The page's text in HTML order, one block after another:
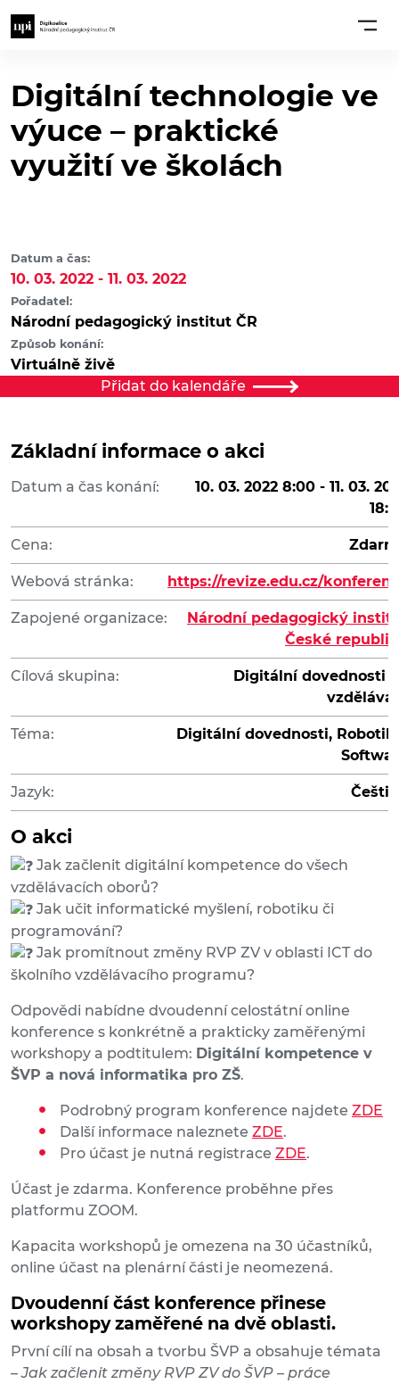
Digitální technologie ve
výuce – praktické
využití ve školách
Datum a čas:
10. 03. 2022 - 11. 03. 2022
Pořadatel:
Národní pedagogický institut ČR
Způsob konání:
Virtuálně živě
Přidat do kalendáře
Základní informace o akci
Datum a čas konání:
10. 03. 2022 8:00 - 11. 03.
Cena:
Webová stránka: https://revize.edu.cz/
Zapojené organizace:
Národní pedagogický
České
Cílová skupina:
Digitální dovednosti
Téma:
Digitální dovednosti,
Jazyk:
O akci
Jak začlenit digitální kompetence do všech
vzdělávacích oborů?
Jak učit informatické myšlení, robotiku či
programování?
Jak promítnout změny RVP ZV v oblasti ICT do
školního vzdělávacího programu?
Odpovědi nabídne dvoudenní celostátní online
konference s konkrétně a prakticky zaměřenými
workshopy a podtitulem: Digitální kompetence v
ŠVP a nová informatika pro ZŠ.
Podrobný program konference najdete ZDE
Další informace naleznete ZDE.
Pro účast je nutná registrace ZDE.
Účast je zdarma. Konference proběhne přes
platformu ZOOM.
Kapacita workshopů je omezena na 30 účastníků,
online účast na plenární části je neomezená.
Dvoudenní část konference přinese
workshopy zaměřené na dvě oblasti.
První cílí na obsah a tvorbu ŠVP a obsahuje témata
–Jak začlenit změny RVP ZV do ŠVP – práce